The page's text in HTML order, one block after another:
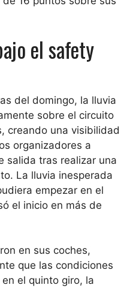
el safety
del domingo, la lluvia
sobre el circuito
creando una visibilidad
organizadores a
salida tras realizar una
La lluvia inesperada
empezar en el
el inicio en más de
en sus coches,
que las condiciones
el quinto giro, la